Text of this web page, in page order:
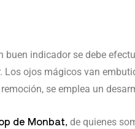
indicador se debe
ojos mágicos van
se emplea un
de Monbat, de quienes